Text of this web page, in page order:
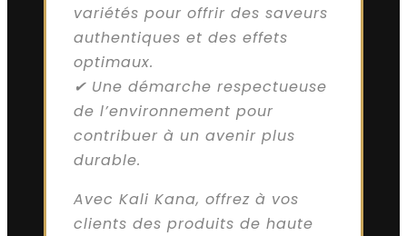
variétés pour offrir des saveurs
authentiques et des effets
optimaux.
✔ Une démarche respectueuse
de l’environnement pour
contribuer à un avenir plus
durable.
Avec Kali Kana, offrez à vos
clients des produits de haute